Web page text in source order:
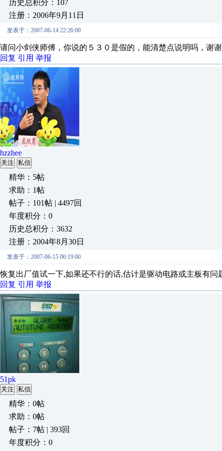
历史总积分：107
注册：2006年9月11日
发表于：2007-06-14 22:26:00
请问小剑侠师傅，你说的５３０是假的，能清楚点说明吗，谢
回复 引用 举报
hzzhee
关注 私信
精华：5帖
求助：1帖
帖子：101帖 | 4497回
年度积分：0
历史总积分：3632
注册：2004年8月30日
发表于：2007-06-15 00:19:00
恢复出厂值试一下,如果还不行的话,估计是驱动电路或主板有问
回复 引用 举报
51pk
关注 私信
精华：0帖
求助：0帖
帖子：7帖 | 393回
年度积分：0